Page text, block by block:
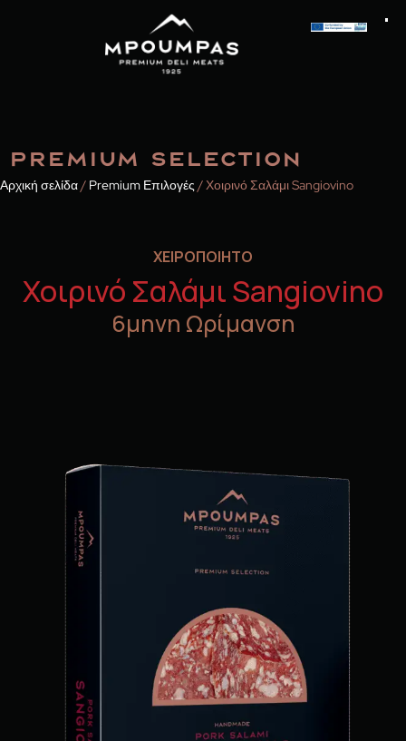
PREMIUM SELECTION
Αρχική σελίδα/ Premium Επιλογές / Χοιρινό Σαλάμι Sangiovino
ΧΕΙΡΟΠΟΙΗΤΟ
Χοιρινό Σαλάμι Sangiovino
6μηνη Ωρίμανση